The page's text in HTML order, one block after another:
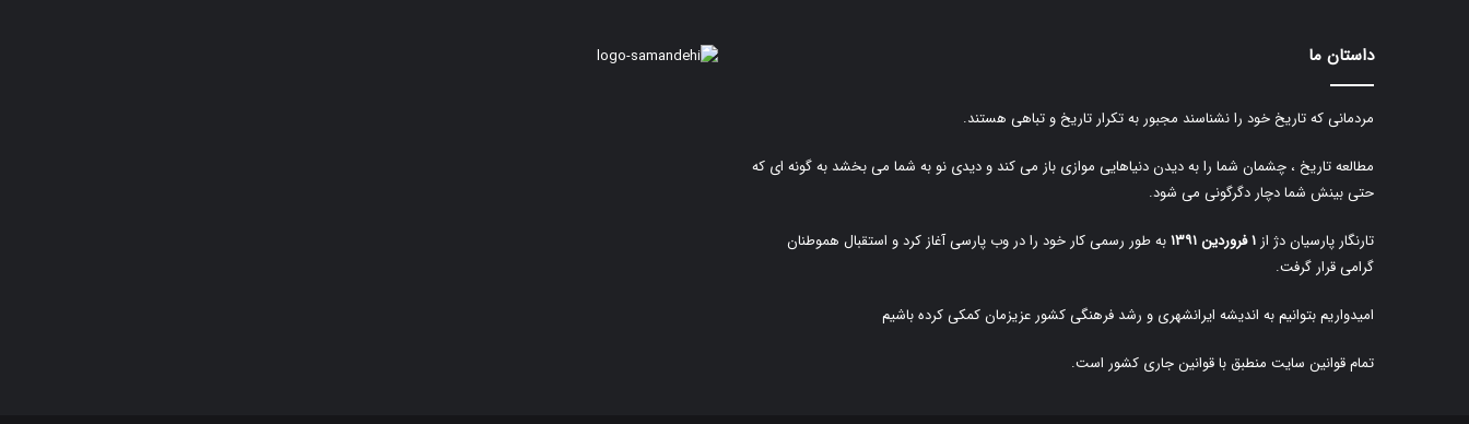
داستان ما
مردمانی که تاریخ خود را نشناسند مجبور به تکرار تاریخ و تباهی هستند.
مطالعه تاریخ ، چشمان شما را به دیدن دنیاهایی موازی باز می کند و دیدی نو به شما می بخشد به گونه ای که
حتی بینش شما دچار دگرگونی می شود.
تارنگار پارسیان دژ از ۱ فروردین ۱۳۹۱
به طور رسمی کار خود را در وب پارسی آغاز کرد و استقبال هموطنان
گرامی قرار گرفت.
امیدواریم بتوانیم به اندیشه ایرانشهری و رشد فرهنگی کشور عزیزمان کمکی کرده باشیم
تمام قوانین سایت منطبق با قوانین جاری کشور است.